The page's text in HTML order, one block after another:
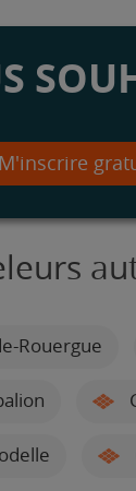
M'inscrire
Rouergue